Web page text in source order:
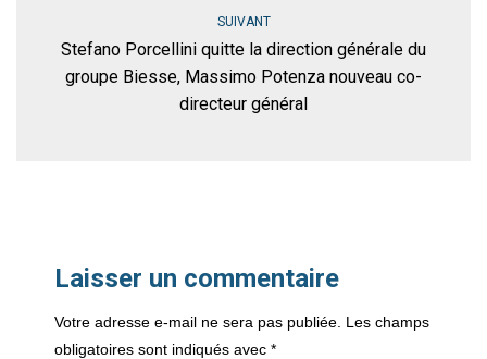
SUIVANT
Stefano Porcellini quitte la direction générale du
groupe Biesse, Massimo Potenza nouveau co-
directeur général
Laisser un commentaire
Votre adresse e-mail ne sera pas publiée. Les champs
obligatoires sont indiqués avec *